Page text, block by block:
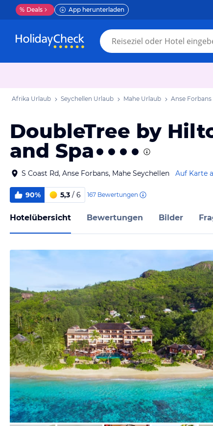
% Deals App herunterladen
Afrika Urlaub Seychellen Urlaub Mahe Urlaub Anse
DoubleTree by
and Spa
S Coast Rd, Anse Forbans, Mahe Seychellen Auf Karte
90% 5,3 / 6 167 Bewertungen
Hotelübersicht Bewertungen Bilder